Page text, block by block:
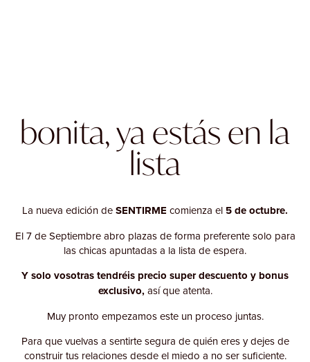
bonita, ya estás en la
lista
La nueva edición deSENTIRME comienza el 5 de octubre.
El 7 de Septiembre abro plazas de forma preferente solo para
las chicas apuntadas a la lista de espera.
Y solo vosotras tendréis precio super descuento y bonus
exclusivo,así que atenta.
Muy pronto empezamos este un proceso juntas.
Para que vuelvas a sentirte segura de quién eres y dejes de
construir tus relaciones desde el miedo a no ser suficiente.